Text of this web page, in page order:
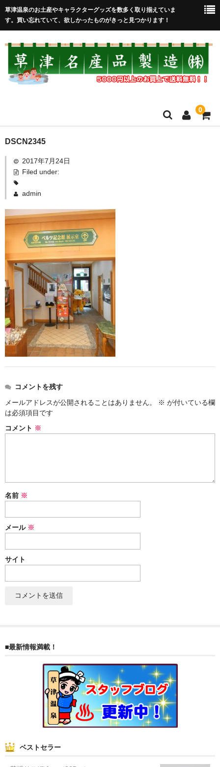
草津温泉のお土産やキャラクターグッズを数多く取り揃えていま
す。買い忘れていて、欲しかったものがきっと見つかります！
0
HOME
在庫処分セール
全取扱商品
お勧め商品
新商品
MONDE SELECTION
ご当地シリーズ
草津産熊笹
その他
キャラクター
ゆもみちゃん
スイーツ
文具
雑貨
文具
クッキー
ケーキ
まんじゅう
スナック
DSCN2345
2017年7月24日
Filed under:
admin
コメントを残す
メールアドレスが公開されることはありません。
※ が付いている欄
は必須項目です
コメント ※
名前 ※
メール ※
サイト
■最新情報満載！
ベストセラー